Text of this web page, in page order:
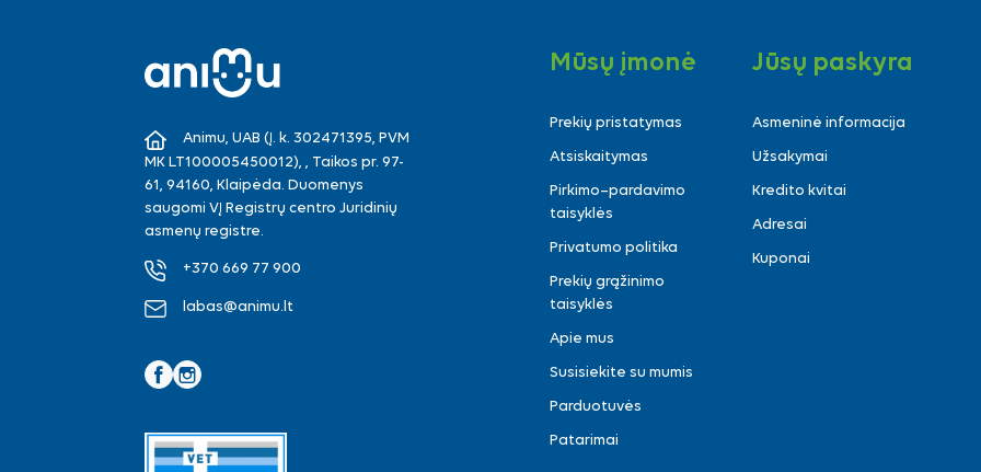
Animu, UAB (Į. k. 302471395, PVM
MK LT100005450012), , Taikos pr. 97-
61, 94160, Klaipėda. Duomenys
saugomi VĮ Registrų centro Juridinių
asmenų registre.
+370 669 77 900
labas@animu.lt
Mūsų įmonė
Prekių pristatymas
Atsiskaitymas
Pirkimo–pardavimo
taisyklės
Privatumo politika
Prekių grąžinimo
taisyklės
Apie mus
Susisiekite su mumis
Parduotuvės
Patarimai
Jūsų paskyra
Asmeninė informacija
Užsakymai
Kredito kvitai
Adresai
Kuponai